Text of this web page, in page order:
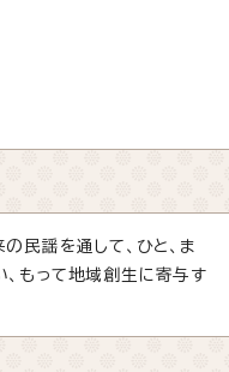
民謡を通して、ひと、ま
、もって地域創生に寄与す